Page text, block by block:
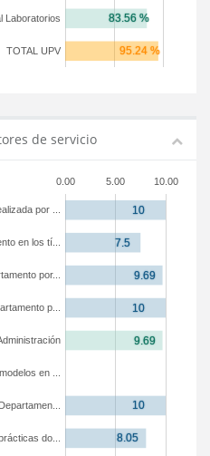
TOTAL UPV
Laboratorios
de servicio
0.00 5.00 10.00
do...
en ...
p...
por...
en los tí...
por ...